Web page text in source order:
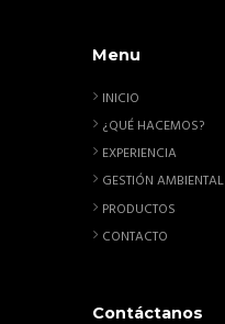
Menu
INICIO
¿QUÉ HACEMOS?
EXPERIENCIA
GESTIÓN AMBIENTAL
PRODUCTOS
CONTACTO
Contáctanos